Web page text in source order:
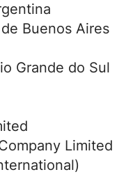
Buenos Aires
Grande do Sul
Limited